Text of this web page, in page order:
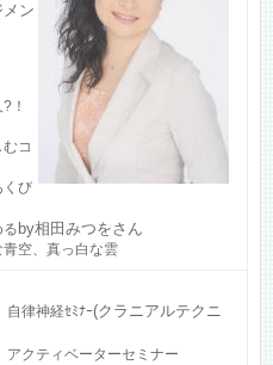
ン
！
コ
くび
by相田みつをさん
空、真っ白な雲
自律神経ｾﾐﾅｰ(クラニアルテクニ
アクティベーターセミナー